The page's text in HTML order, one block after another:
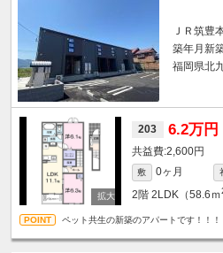
ＪＲ筑豊
築年月新
福岡県北
203 6.2万円
2,600円
敷 0ヶ月
2階 2LDK（58.6ｍ
ペット共生の新築のアパートです！！！